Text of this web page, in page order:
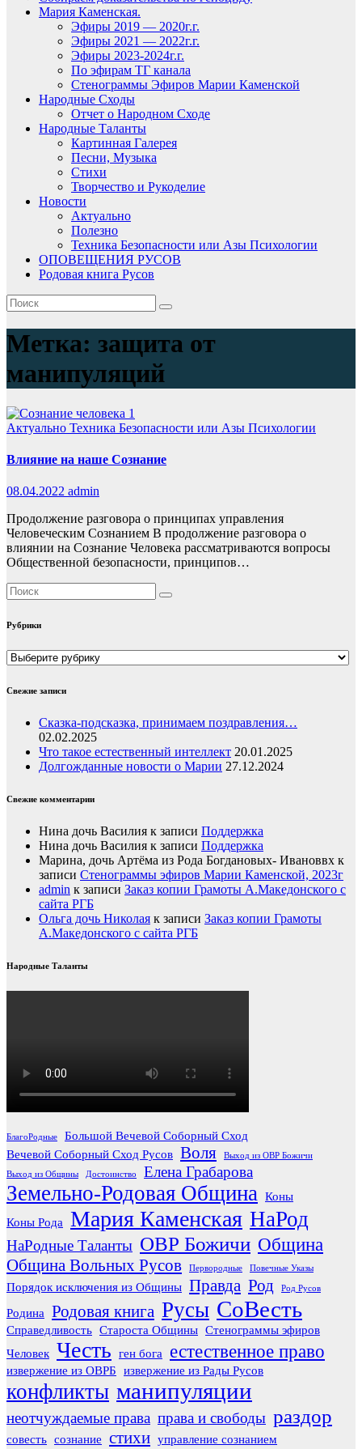
Мария Каменская.
Эфиры 2019 — 2020г.г.
Эфиры 2021 — 2022г.г.
Эфиры 2023-2024г.г.
По эфирам ТГ канала
Стенограммы Эфиров Марии Каменской
Народные Сходы
Отчет о Народном Сходе
Народные Таланты
Картинная Галерея
Песни, Музыка
Стихи
Творчество и Рукоделие
Новости
Актуально
Полезно
Техника Безопасности или Азы Психологии
ОПОВЕЩЕНИЯ РУСОВ
Родовая книга Русов
Метка: защита от
манипуляций
Актуально Техника Безопасности или Азы Психологии
Влияние на наше Сознание
08.04.2022 admin
Продолжение разговора о принципах управления
Человеческим Сознанием В продолжение разговора о
влиянии на Сознание Человека рассматриваются вопросы
Общественной безопасности, принципов…
Рубрики
Рубрики
Свежие записи
Сказка-подсказка, принимаем поздравления…
02.02.2025
Что такое естественный интеллект 20.01.2025
Долгожданные новости о Марии 27.12.2024
Свежие комментарии
Нина дочь Василия к записи Поддержка
Нина дочь Василия к записи Поддержка
Марина, дочь Артёма из Рода Богдановых- Ивановвх к
записи Стенограммы эфиров Марии Каменской, 2023г
admin к записи Заказ копии Грамоты А.Македонского с
сайта РГБ
Ольга дочь Николая к записи Заказ копии Грамоты
А.Македонского с сайта РГБ
Народные Таланты
БлагоРодные
Большой Вечевой Соборный Сход
Вечевой Соборный Сход Русов Воля Выход из ОВР Божичи
Выход из Общины Достоинство Елена Грабарова
Земельно-Родовая Община Коны
Коны Рода Мария Каменская НаРод
НаРодные Таланты ОВР Божичи Община
Община Вольных Русов Первородные Повечные Указы
Порядок исключения из Общины Правда Род Род Русов
Родина Родовая книга Русы СоВесть
Справедливость Староста Общины Стенограммы эфиров
Человек Честь ген бога естественное право
извержение из ОВРБ извержение из Рады Русов
конфликты манипуляции
неотчуждаемые права права и свободы раздор
совесть сознание стихи управление сознанием